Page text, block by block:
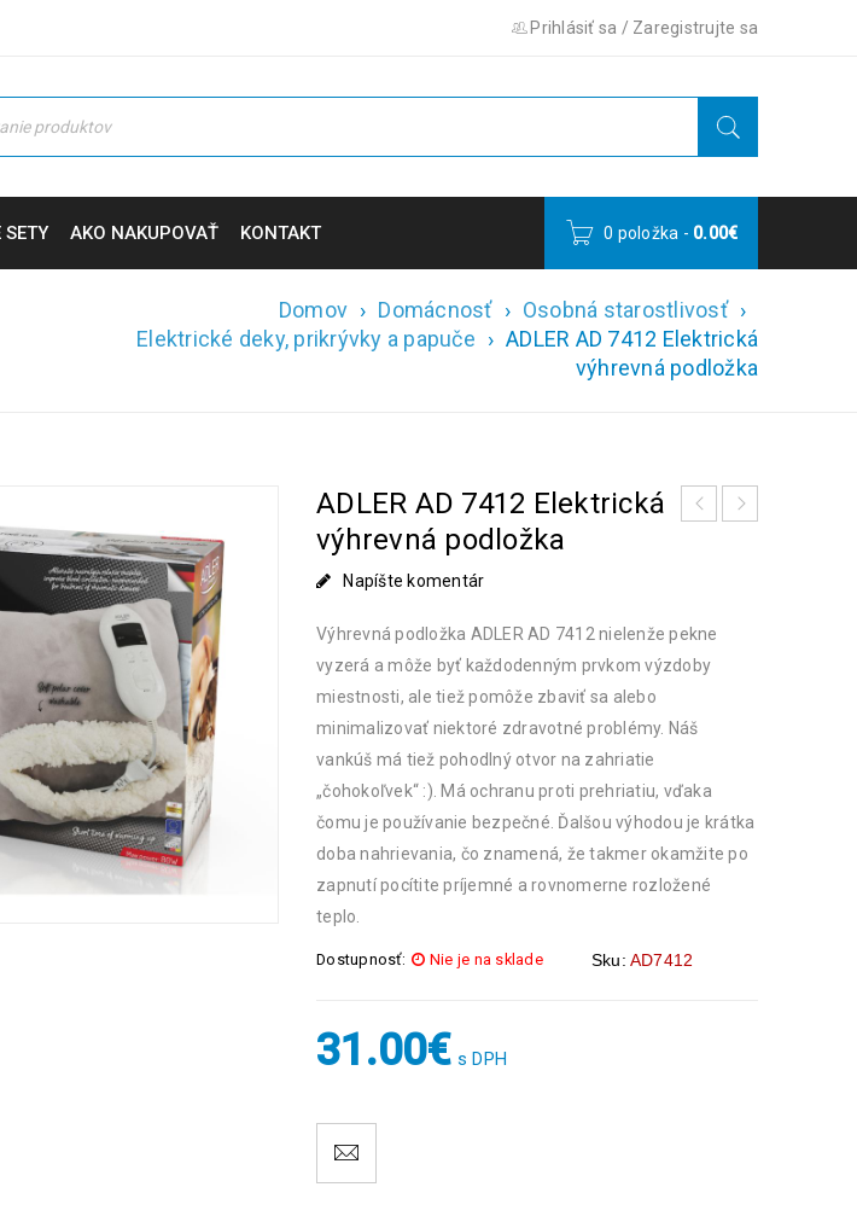
Prihlásiť sa / Zaregistrujte sa
SETY AKO NAKUPOVAŤ KONTAKT 0 položka - 0.00€
Domov › Domácnosť › Osobná starostlivosť ›
Elektrické deky, prikrývky a papuče › ADLER AD 7412 Elektrická
výhrevná podložka
ADLER AD 7412 Elektrická
výhrevná podložka
Napíšte komentár
Výhrevná podložka ADLER AD 7412 nielenže pekne
vyzerá a môže byť každodenným prvkom výzdoby
miestnosti, ale tiež pomôže zbaviť sa alebo
minimalizovať niektoré zdravotné problémy. Náš
vankúš má tiež pohodlný otvor na zahriatie
„čohokoľvek“ :). Má ochranu proti prehriatiu, vďaka
čomu je používanie bezpečné. Ďalšou výhodou je krátka
doba nahrievania, čo znamená, že takmer okamžite po
zapnutí pocítite príjemné a rovnomerne rozložené
teplo.
Dostupnosť: Nie je na sklade Sku: AD7412
31.00€ s DPH